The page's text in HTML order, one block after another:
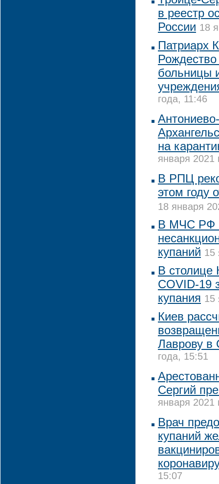
в реестр
России 18
Патриарх
больницы
года, 11:46
на
января 2021
В РПЦ
этом году
18 января
В МЧС РФ
купаний 15
В столице
COVID-19
купания 15
Киев
Лаврову в
года, 15:51
Сергий
января 2021
Врач
купаний
15:07